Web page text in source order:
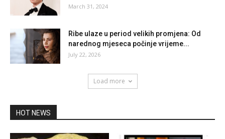
March 31, 2024
Ribe ulaze u period velikih promjena: Od
narednog mjeseca počinje vrijeme...
July 22, 2026
Load more
HOT NEWS